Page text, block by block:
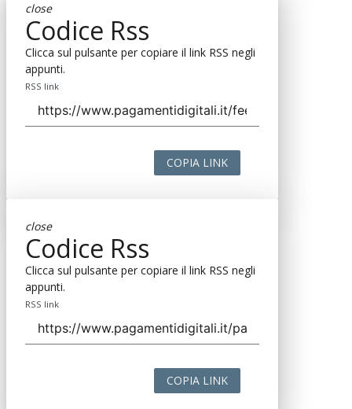
close
Codice Rss
Clicca sul pulsante per copiare il link RSS negli
appunti.
RSS link
COPIA LINK
close
Codice Rss
Clicca sul pulsante per copiare il link RSS negli
appunti.
RSS link
COPIA LINK